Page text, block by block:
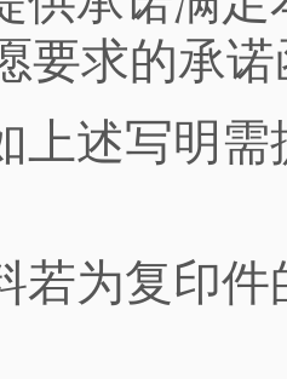
要求的承诺
上述写明
若为复印